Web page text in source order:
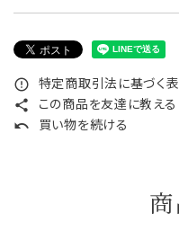
error_outline 特定商取引法に基づく
share この商品を友達に教える
undo 買い物を続ける